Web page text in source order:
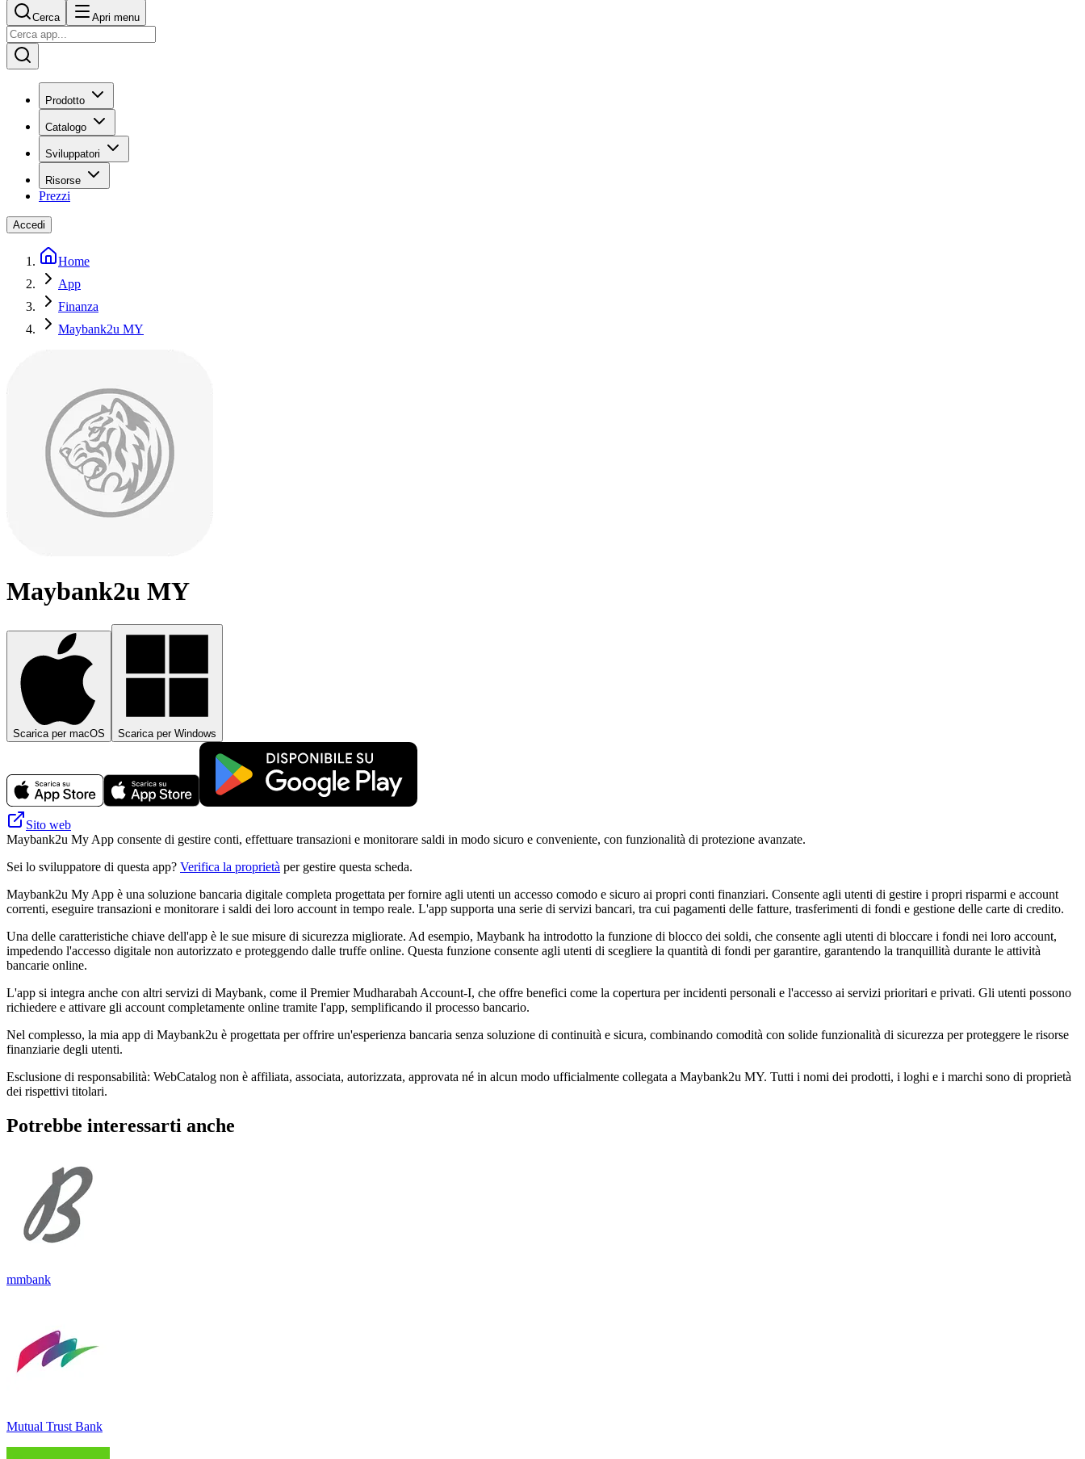
Cerca Apri menu
Prodotto
Catalogo
Sviluppatori
Risorse
Prezzi
Accedi
Home
App
Finanza
Maybank2u MY
Maybank2u MY
Scarica per macOS Scarica per Windows
Sito web
Maybank2u My App consente di gestire conti, effettuare transazioni e monitorare saldi in modo sicuro e conveniente, con funzionalità di protezione avanzate.
Sei lo sviluppatore di questa app? Verifica la proprietà per gestire questa scheda.
Maybank2u My App è una soluzione bancaria digitale completa progettata per fornire agli utenti un accesso comodo e sicuro ai propri conti finanziari. Consente agli utenti di gestire i propri risparmi e account
correnti, eseguire transazioni e monitorare i saldi dei loro account in tempo reale. L'app supporta una serie di servizi bancari, tra cui pagamenti delle fatture, trasferimenti di fondi e gestione delle carte di credito.
Una delle caratteristiche chiave dell'app è le sue misure di sicurezza migliorate. Ad esempio, Maybank ha introdotto la funzione di blocco dei soldi, che consente agli utenti di bloccare i fondi nei loro account,
impedendo l'accesso digitale non autorizzato e proteggendo dalle truffe online. Questa funzione consente agli utenti di scegliere la quantità di fondi per garantire, garantendo la tranquillità durante le attività
bancarie online.
L'app si integra anche con altri servizi di Maybank, come il Premier Mudharabah Account-I, che offre benefici come la copertura per incidenti personali e l'accesso ai servizi prioritari e privati. Gli utenti possono
richiedere e attivare gli account completamente online tramite l'app, semplificando il processo bancario.
Nel complesso, la mia app di Maybank2u è progettata per offrire un'esperienza bancaria senza soluzione di continuità e sicura, combinando comodità con solide funzionalità di sicurezza per proteggere le risorse
finanziarie degli utenti.
Esclusione di responsabilità: WebCatalog non è affiliata, associata, autorizzata, approvata né in alcun modo ufficialmente collegata a Maybank2u MY. Tutti i nomi dei prodotti, i loghi e i marchi sono di proprietà
dei rispettivi titolari.
Potrebbe interessarti anche
mmbank
Mutual Trust Bank